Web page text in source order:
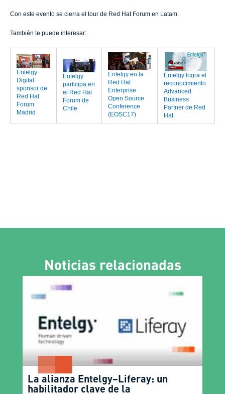
Con este evento se cierra el tour de Red Hat Forum en Latam.
También te puede interesar:
Entelgy
Digital
sponsor de
Red Hat
Forum
Madrid
Entelgy
participa en
el Red Hat
Forum de
Chile
Entelgy en la
Red Hat
Enterprise
Open Source
Conference
(EOSC17)
Entelgy logra el
reconocimiento
Advanced
Business
Partner de Red
Hat
Noticias relacionadas
La alianza Entelgy–Liferay: un
habilitador clave de la